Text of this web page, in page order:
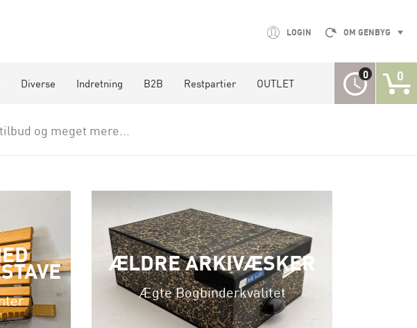
LOGIN OM GENBYG
Diverse Indretning B2B Restpartier OUTLET
0 0
og meget mere...
ÆLDRE ARKIVÆSKER
Ægte Bogbinderkvalitet